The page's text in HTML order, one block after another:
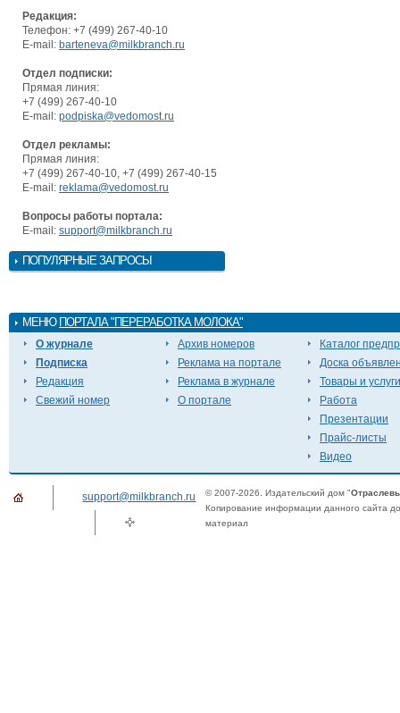
Редакция:
Телефон: +7 (499) 267-40-10
E-mail: barteneva@milkbranch.ru
Отдел подписки:
Прямая линия:
+7 (499) 267-40-10
E-mail: podpiska@vedomost.ru
Отдел рекламы:
Прямая линия:
+7 (499) 267-40-10, +7 (499) 267-40-15
E-mail: reklama@vedomost.ru
Вопросы работы портала:
E-mail: support@milkbranch.ru
ПОПУЛЯРНЫЕ ЗАПРОСЫ
МЕНЮ ПОРТАЛА "ПЕРЕРАБОТКА МОЛОКА"
О журнале
Подписка
Редакция
Свежий номер
Архив номеров
Реклама на портале
Реклама в журнале
О портале
Каталог
Доска
Товары и услуги
Работа
Презентации
Прайс-листы
Видео
support@milkbranch.ru © 2007-2026. Издательский дом "
Копирование информации данного сайта
материал